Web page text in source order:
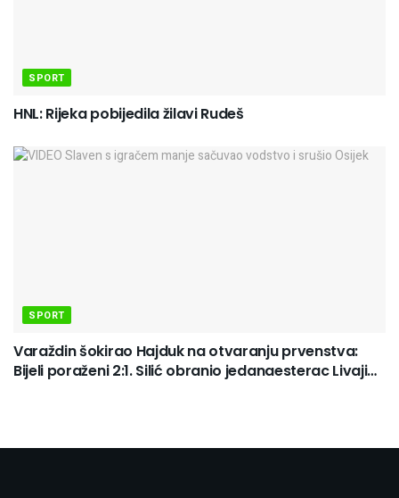
SPORT
HNL: Rijeka pobijedila žilavi Rudeš
SPORT
Varaždin šokirao Hajduk na otvaranju prvenstva:
Bijeli poraženi 2:1. Silić obranio jedanaesterac Livaji…